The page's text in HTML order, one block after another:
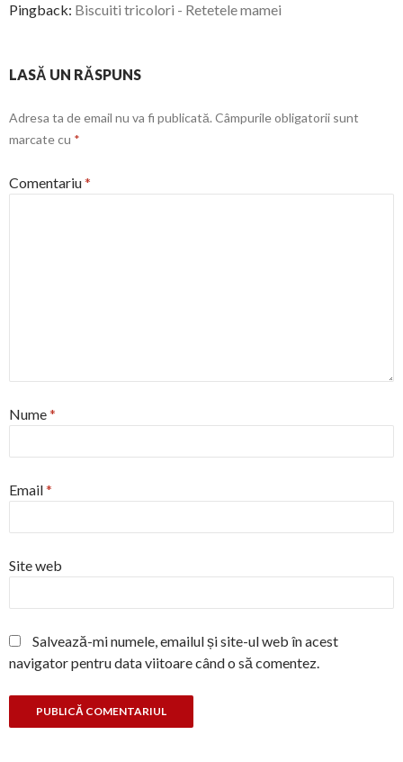
Pingback: Biscuiti tricolori - Retetele mamei
LASĂ UN RĂSPUNS
Adresa ta de email nu va fi publicată. Câmpurile obligatorii sunt
marcate cu *
Comentariu*
Nume*
Email*
Site web
Salvează-mi numele, emailul și site-ul web în acest
navigator pentru data viitoare când o să comentez.